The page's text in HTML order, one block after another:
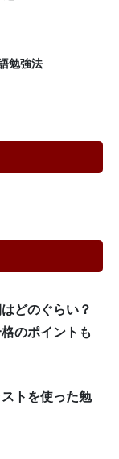
勉強法
どのぐらい？
のポイントも
トを使った勉